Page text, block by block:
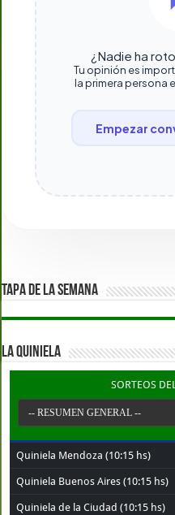
¿Nadie ha
Tu opinión es
la primera persona
Empezar
TAPA DE LA SEMANA
LA QUINIELA
SORTEOS
Quiniela Mendoza (10:15 hs)
Quiniela Buenos Aires (10:15 hs)
Quiniela de la Ciudad (10:15 hs)